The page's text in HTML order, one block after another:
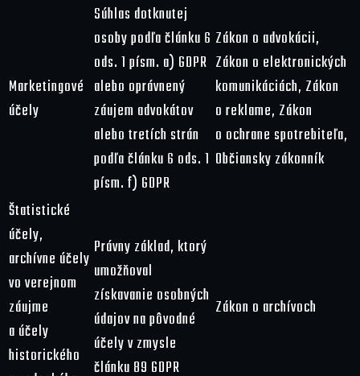
Marketingové
účely
Súhlas dotknutej
osoby podľa článku 6
ods. 1 písm. a) GDPR
alebo oprávnený
záujem advokátov
alebo tretích strán
podľa článku 6 ods. 1
písm. f) GDPR
Zákon o advokácii,
Zákon o elektronických
komunikáciách, Zákon
o reklame, Zákon
o ochrane spotrebiteľa,
Občiansky zákonník
Štatistické
účely,
archívne účely
vo verejnom
záujme
a účely
historického
Právny základ, ktorý
umožňoval
získavanie osobných
údajov na pôvodné
účely v zmysle
článku 89 GDPR
Zákon o archívoch